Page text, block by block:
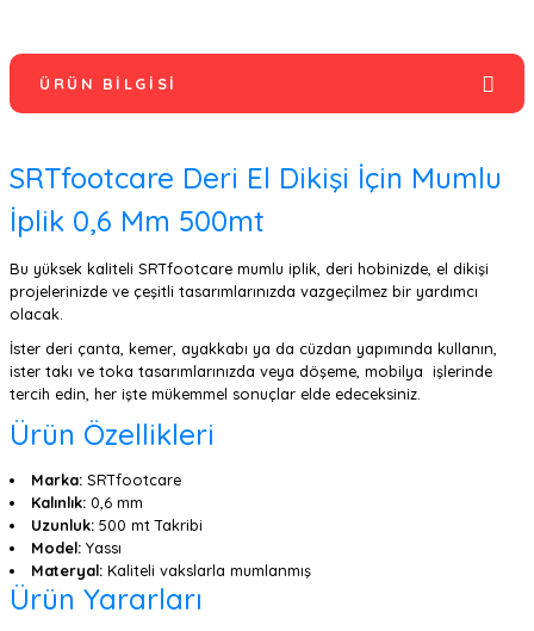
ÜRÜN BILGISI
SRTfootcare Deri El Dikişi İçin Mumlu
İplik 0,6 Mm 500mt
Bu yüksek kaliteli SRTfootcare mumlu iplik, deri hobinizde, el dikişi
projelerinizde ve çeşitli tasarımlarınızda vazgeçilmez bir yardımcı
olacak.
İster deri çanta, kemer, ayakkabı ya da cüzdan yapımında kullanın,
ister takı ve toka tasarımlarınızda veya döşeme, mobilya işlerinde
tercih edin, her işte mükemmel sonuçlar elde edeceksiniz.
Ürün Özellikleri
Marka:SRTfootcare
Kalınlık:0,6 mm
Uzunluk:500 mt Takribi
Model:Yassı
Materyal:Kaliteli vakslarla mumlanmış
Ürün Yararları